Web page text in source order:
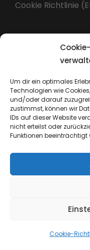
Um dir ein optimales
Technologien wie
und/oder darauf
zustimmst, können wir
IDs auf dieser Website
nicht erteilst oder
Funktionen beeinträchtigt
Cookie-
Cookie Richtlinie
Datenschutz
Datenschutz|